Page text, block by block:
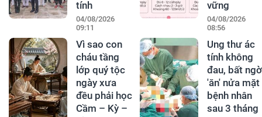
tính
04/08/2026
09:11
vững
04/08/2026
08:56
Vì sao con
cháu tầng
lớp quý tộc
ngày xưa
đều phải học
Cầm – Kỳ –
Ung thư ác
tính không
đau, bất ngờ
'ăn' nửa mặt
bệnh nhân
sau 3 tháng